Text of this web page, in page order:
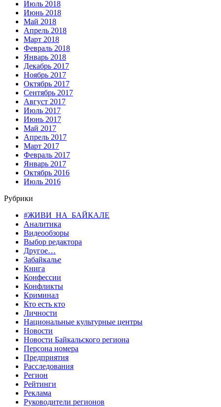
Июль 2018
Июнь 2018
Май 2018
Апрель 2018
Март 2018
Февраль 2018
Январь 2018
Декабрь 2017
Ноябрь 2017
Октябрь 2017
Сентябрь 2017
Август 2017
Июль 2017
Июнь 2017
Май 2017
Апрель 2017
Март 2017
Февраль 2017
Январь 2017
Октябрь 2016
Июль 2016
Рубрики
#ЖИВИ_НА_БАЙКАЛЕ
Аналитика
Видеообзоры
Выбор редактора
Другое…
Забайкалье
Книга
Конфессии
Конфликты
Криминал
Кто есть кто
Личности
Национальные культурные центры
Новости
Новости Байкальского региона
Персона номера
Предприятия
Расследования
Регион
Рейтинги
Реклама
Руководители регионов